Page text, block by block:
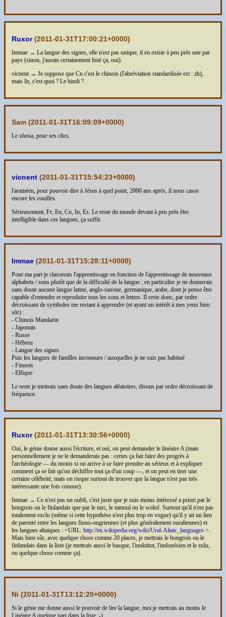
Ruxor(2011-01-31T17:00:21+0000)
Immae → La langue des signes, elle n'est pas unique, il en existe à peu près une par
pays (sinon, j'aurais certainement listé ça, oui).
vicnent → Je suppose que Cn c'est le chinois (l'abréviation standardisée est : zh),
mais In, c'est quoi ? Le hindi ?
Sam (2011-01-31T16:09:09+0000)
Le xhosa, pour ses clics.
vicnent (2011-01-31T15:54:23+0000)
l'araméen, pour pouvoir dire à Jésus à quel point, 2000 ans après, il nous casse
encore les couilles.
Sérieusement, Fr, En, Cn, In, Es. Le reste du monde devant à peu près être
intelligible dans ces langues, ça suffit.
Immae (2011-01-31T15:28:11+0000)
Pour ma part je classerais l'apprentissage en fonction de l'apprentissage de nouveaux
alphabets / sons plutôt que de la difficulté de la langue ; en particulier je ne donnerais
sans doute aucune langue latine, anglo-saxone, germanique, arabe, dont je pense être
capable d'entendre et reproduire tous les sons et lettres. Il reste donc, par ordre
décroissant de symboles me restant à apprendre (et ayant un intérêt à mes yeux bien
sûr) :
- Chinois Mandarin
- Japonais
- Russe
- Hébreu
- Langue des signes
Puis les langues de familles inconnues / auxquelles je ne suis pas habitué
- Finnois
- Elfique
Le reste je mettrais sans doute des langues aléatoires, disons par ordre décroissant de
fréquence.
Ruxor(2011-01-31T13:30:56+0000)
Oui, le génie donne aussi l'écriture, et oui, on peut demander le linéaire A (mais
personnellement je ne le demanderais pas : certes ça fait faire des progrès à
l'archéologie — du moins si on arrive à se faire prendre au sérieux et à expliquer
comment ça se fait qu'on déchiffre tout ça d'un coup —, et on peut en tirer une
certaine célébrité, mais on risque surtout de trouver que la langue n'est pas très
intéressante une fois connue).
Immae → Ce n'est pas un oubli, c'est juste que je suis moins intéressé a priori par le
hongrois ou le finlandais que par le turc, le tamoul ou le wolof. Surtout qu'il n'est pas
totalement exclu (même si cette hypothèse n'est plus trop en vogue) qu'il y ait un lien
de parenté entre les langues finno-ougriennes (et plus généralement ouraliennes) et
les langues altaïques : <URL: http://en.wikipedia.org/wiki/Ural-Altaic_languages >.
Mais bien sûr, avec quelque chose comme 20 places, je mettrais le hongrois ou le
finlandais dans la liste (je mettrais aussi le basque, l'inuktitut, l'indonésien et le zulu,
ou quelque chose comme ça).
Ni (2011-01-31T13:12:20+0000)
Si le génie me donne aussi le pouvoir de lire la langue, moi je mettrais au moins le
Linéaire A quelque part dans la liste :-)